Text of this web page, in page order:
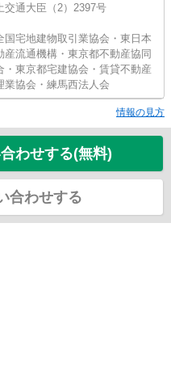
交通大臣（2）2397号
国宅地建物取引業協会・東日本
産流通機構・東京都不動産協同
・東京都宅建協会・賃貸不動産
業協会・練馬西法人会
情報の見方
わせする(無料)
合わせする